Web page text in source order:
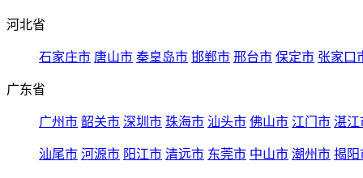
河北省
石家庄市 唐山市 秦皇岛市 邯郸市 邢台市 保定市 张家口
广东省
广州市 韶关市 深圳市 珠海市 汕头市 佛山市 江门市 湛江
汕尾市 河源市 阳江市 清远市 东莞市 中山市 潮州市 揭阳